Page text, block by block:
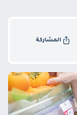
المشاركة